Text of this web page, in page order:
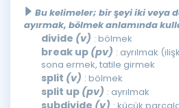
Bu kelimeler; bir şeyi iki veya
ayırmak, bölmek anlamında
divide (v) : bölmek
break up (pv) : ayrılmak
sona ermek, tatile girmek
split (v) : bölmek
split up (pv) : ayrılmak
subdivide (v)